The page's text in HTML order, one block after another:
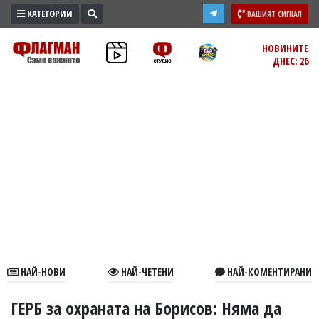
ПРОМО
ЗОНА
В
КАТЕГОРИИ ВАШИЯТ СИГНАЛ
НОВИНИТЕ
ДНЕС: 26
НАЙ-НОВИ НАЙ-ЧЕТЕНИ НАЙ-КОМЕНТИРАНИ
ГЕРБ за охраната на Борисов: Няма да